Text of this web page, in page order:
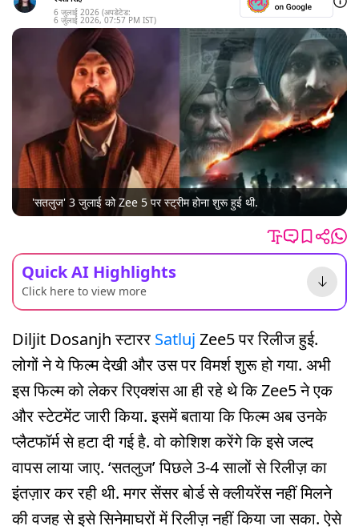
6 जुलाई 2026 (अपडेटेड:
6 जुलाई 2026, 07:57 PM IST)
'सतलुज' 3 जुलाई को Zee 5 पर स्ट्रीम होना शुरू हुई थी.
Quick AI Highlights
Click here to view more
Diljit Dosanjh स्टारर Satluj Zee5 पर रिलीज हुई.
लोगों ने ये फिल्म देखी और उस पर विमर्श शुरू हो गया. अभी
इस फिल्म को लेकर रिएक्शंस आ ही रहे थे कि Zee5 ने एक
और स्टेटमेंट जारी किया. इसमें बताया कि फिल्म अब उनके
प्लैटफॉर्म से हटा दी गई है. वो कोशिश करेंगे कि इसे जल्द
वापस लाया जाए. ‘सतलुज’ पिछले 3-4 सालों से रिलीज़ का
इंतज़ार कर रही थी. मगर सेंसर बोर्ड से क्लीयरेंस नहीं मिलने
की वजह से इसे सिनेमाघरों में रिलीज़ नहीं किया जा सका. ऐसे